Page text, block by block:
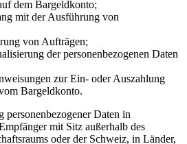
dem Bargeldkonto;
mit der Ausführung von
von Aufträgen;
der personenbezogenen Daten
zur Ein- oder Auszahlung
Bargeldkonto.
Daten in
mit Sitz außerhalb des
oder der Schweiz, in Länder,